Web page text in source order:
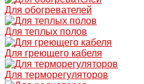
Для обогревателей
Для теплых полов
Для греющего кабеля
Для терморегуляторов